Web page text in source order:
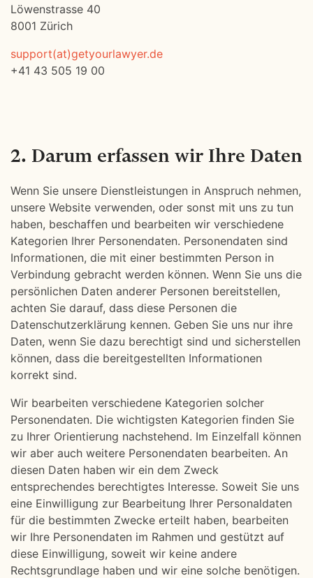
Löwenstrasse 40
8001 Zürich
support(at)getyourlawyer.de
+41 43 505 19 00
2. Darum erfassen wir Ihre Daten
Wenn Sie unsere Dienstleistungen in Anspruch nehmen,
unsere Website verwenden, oder sonst mit uns zu tun
haben, beschaffen und bearbeiten wir verschiedene
Kategorien Ihrer Personendaten. Personendaten sind
Informationen, die mit einer bestimmten Person in
Verbindung gebracht werden können. Wenn Sie uns die
persönlichen Daten anderer Personen bereitstellen,
achten Sie darauf, dass diese Personen die
Datenschutzerklärung kennen. Geben Sie uns nur ihre
Daten, wenn Sie dazu berechtigt sind und sicherstellen
können, dass die bereitgestellten Informationen
korrekt sind.
Wir bearbeiten verschiedene Kategorien solcher
Personendaten. Die wichtigsten Kategorien finden Sie
zu Ihrer Orientierung nachstehend. Im Einzelfall können
wir aber auch weitere Personendaten bearbeiten. An
diesen Daten haben wir ein dem Zweck
entsprechendes berechtigtes Interesse. Soweit Sie uns
eine Einwilligung zur Bearbeitung Ihrer Personaldaten
für die bestimmten Zwecke erteilt haben, bearbeiten
wir Ihre Personendaten im Rahmen und gestützt auf
diese Einwilligung, soweit wir keine andere
Rechtsgrundlage haben und wir eine solche benötigen.